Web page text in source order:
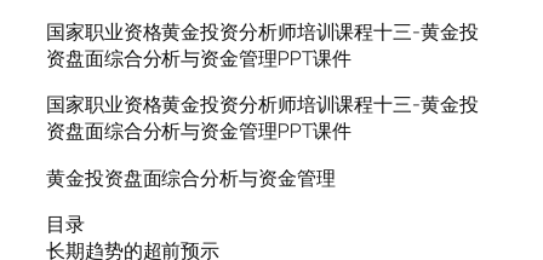
国家职业资格黄金投资分析师培训课程十三-黄金投
资盘面综合分析与资金管理PPT课件
国家职业资格黄金投资分析师培训课程十三-黄金投
资盘面综合分析与资金管理PPT课件
黄金投资盘面综合分析与资金管理
目录
长期趋势的超前预示